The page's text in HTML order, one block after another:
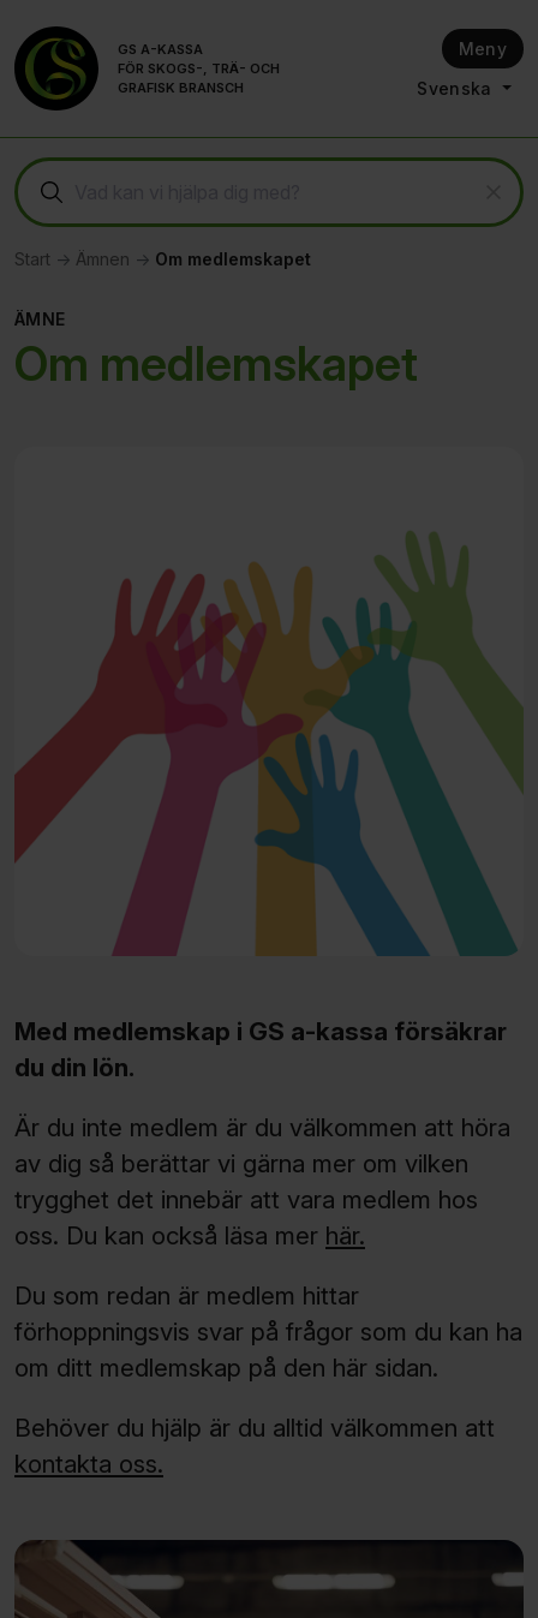
GS A-KASSA
FÖR SKOGS-, TRÄ- OCH
GRAFISK BRANSCH
Meny
Svenska
Start Ämnen Om medlemskapet
ÄMNE
Om medlemskapet
Med medlemskap i GS a-kassa försäkrar
du din lön.
Är du inte medlem är du välkommen att höra
av dig så berättar vi gärna mer om vilken
trygghet det innebär att vara medlem hos
oss. Du kan också läsa mer här.
Du som redan är medlem hittar
förhoppningsvis svar på frågor som du kan ha
om ditt medlemskap på den här sidan.
Behöver du hjälp är du alltid välkommen att
kontakta oss.